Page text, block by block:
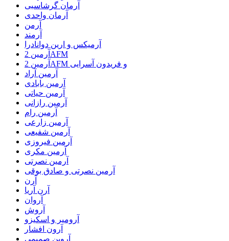
آرمان گرشاسبی
آرمان واحدی
آرمن
آرمند
آرمیکس و ارین دوانادرا
آرمین 2AFM
آرمین 2AFM و فریدون آسرایی
آرمین آراد
آرمین بابادی
آرمین حیاتی
آرمین رازانی
آرمین رام
آرمین زارعی
آرمین شفیعی
آرمین فیروزی
آرمین مکری
آرمین نصرتی
آرمین نصرتی و صادق بوقی
آرن
آرن آریا
آروان
آروش
آرومیر و اسکیزو
آرون افشار
آروین صمیمی